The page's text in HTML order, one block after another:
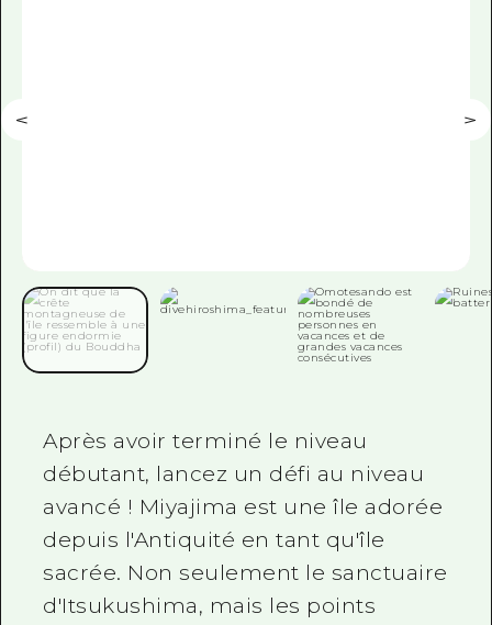
Après avoir terminé le niveau
débutant, lancez un défi au niveau
avancé ! Miyajima est une île adorée
depuis l'Antiquité en tant qu'île
sacrée. Non seulement le sanctuaire
d'Itsukushima, mais les points